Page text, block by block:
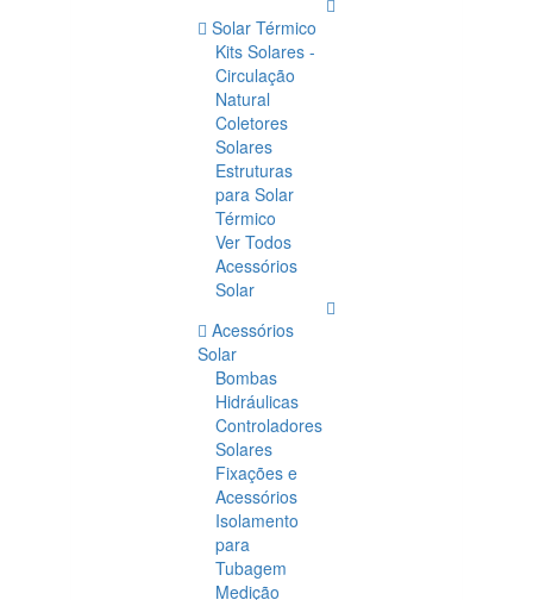
Solar Térmico
Kits Solares -
Circulação
Natural
Coletores
Solares
Estruturas
para Solar
Térmico
Ver Todos
Acessórios
Solar
Acessórios
Solar
Bombas
Hidráulicas
Controladores
Solares
Fixações e
Acessórios
Isolamento
para
Tubagem
Medição